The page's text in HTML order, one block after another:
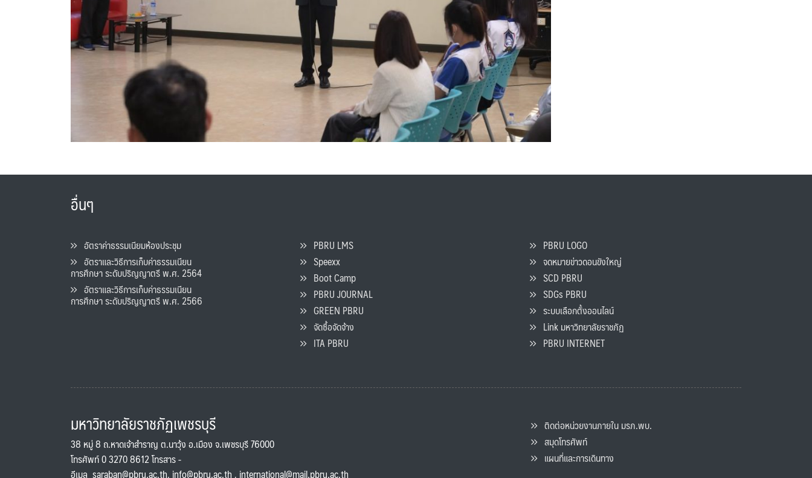
อื่นๆ
อัตราค่าธรรมเนียมห้องประชุม
อัตราและวิธีการเก็บค่าธรรมเนียน
การศึกษา ระดับปริญญาตรี พ.ศ. 2564
อัตราและวิธีการเก็บค่าธรรมเนียน
การศึกษา ระดับปริญญาตรี พ.ศ. 2566
PBRU LMS
Speexx
Boot Camp
PBRU JOURNAL
GREEN PBRU
จัดซื้อจัดจ้าง
ITA PBRU
PBRU LOGO
จดหมายข่าวดอนขังใหญ่
SCD PBRU
SDGs PBRU
ระบบเลือกตั้งออนไลน์
Link มหาวิทยาลัยราชภัฏ
PBRU INTERNET
มหาวิทยาลัยราชภัฏเพชรบุรี
38 หมู่ 8 ถ.หาดเจ้าสำราญ ต.นาวุ้ง อ.เมือง จ.เพชรบุรี 76000
โทรศัพท์ 0 3270 8612 โทรสาร -
อีเมล saraban@pbru.ac.th, info@pbru.ac.th , international@mail.pbru.ac.th
ติดต่อหน่วยงานภายใน มรภ.พบ.
สมุดโทรศัพท์
แผนที่และการเดินทาง